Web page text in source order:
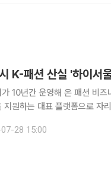
K-패션 산실 '하이서
10년간 운영해 온 패션 비
는 대표 플랫폼으로 자리매김하고 있다. 28일 서울시
한다고 밝혔다. 하이서울쇼룸
28 15:00